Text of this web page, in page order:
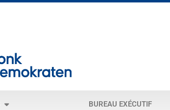
BUREAU EXÉCUTIF